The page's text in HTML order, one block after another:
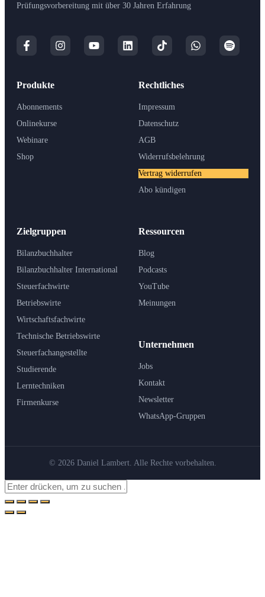
Prüfungsvorbereitung mit über 30 Jahren Erfahrung
Produkte
Abonnements
Onlinekurse
Webinare
Shop
Zielgruppen
Bilanzbuchhalter
Bilanzbuchhalter International
Steuerfachwirte
Betriebswirte
Wirtschaftsfachwirte
Technische Betriebswirte
Steuerfachangestellte
Studierende
Lerntechniken
Firmenkurse
Ressourcen
Blog
Podcasts
YouTube
Meinungen
Unternehmen
Jobs
Kontakt
Newsletter
WhatsApp-Gruppen
Rechtliches
Impressum
Datenschutz
AGB
Widerrufsbelehrung
Vertrag widerrufen
Abo kündigen
© 2026 Daniel Lambert. Alle Rechte vorbehalten.